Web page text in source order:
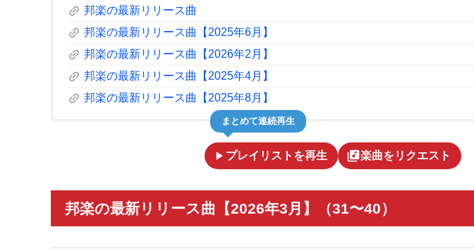
link 邦楽の最新リリース曲
link 邦楽の最新リリース曲【2025年6月】
link 邦楽の最新リリース曲【2026年2月】
link 邦楽の最新リリース曲【2025年4月】
link 邦楽の最新リリース曲【2025年8月】
play_arrow プレイリストを再生
まとめて連続再生
library_music楽曲をリクエスト
邦楽の最新リリース曲【2026年3月】（31〜40）